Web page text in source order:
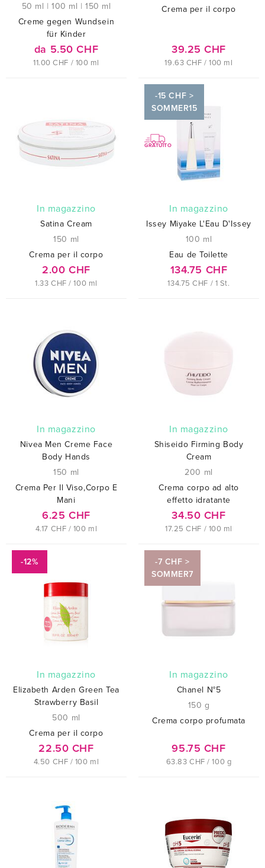
50 ml |100 ml |150 ml
Creme gegen Wundsein
für Kinder
da 5.50 CHF
11.00 CHF / 100 ml
Crema per il corpo
39.25 CHF
19.63 CHF / 100 ml
In magazzino
Satina Cream
150 ml
Crema per il corpo
2.00 CHF
1.33 CHF / 100 ml
-15 CHF >
SOMMER15
GRATUITO
In magazzino
Issey Miyake L'Eau D'Issey
100 ml
Eau de Toilette
134.75 CHF
134.75 CHF / 1 St.
In magazzino
Nivea Men Creme Face
Body Hands
150 ml
Crema Per Il Viso,Corpo E
Mani
6.25 CHF
4.17 CHF / 100 ml
In magazzino
Shiseido Firming Body
Cream
200 ml
Crema corpo ad alto
effetto idratante
34.50 CHF
17.25 CHF / 100 ml
-12%
In magazzino
Elizabeth Arden Green Tea
Strawberry Basil
500 ml
Crema per il corpo
22.50 CHF
4.50 CHF / 100 ml
-7 CHF >
SOMMER7
In magazzino
Chanel N°5
150 g
Crema corpo profumata
95.75 CHF
63.83 CHF / 100 g